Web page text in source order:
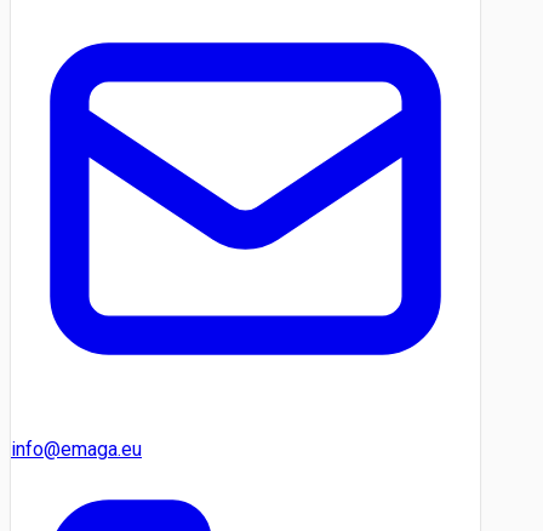
info@emaga.eu